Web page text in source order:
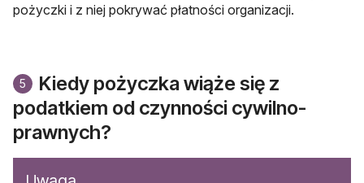
pożyczki i z niej pokrywać płatności organizacji.
5
Kiedy pożyczka wiąże się z
podatkiem od czynności cywilno-
prawnych?